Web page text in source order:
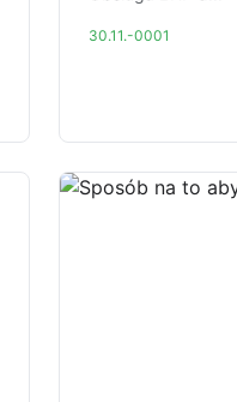
30.11.-0001